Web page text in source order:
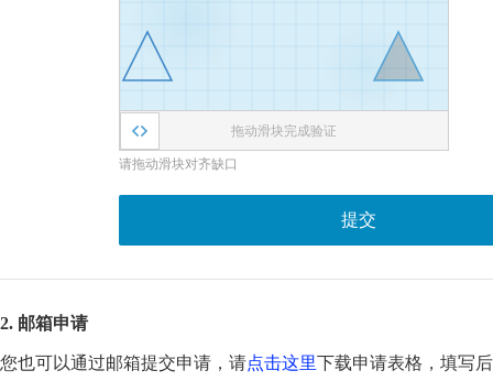
拖动滑块完成验证
请拖动滑块对齐缺口
提交
2. 邮箱申请
您也可以通过邮箱提交申请，请点击这里下载申请表格，填写